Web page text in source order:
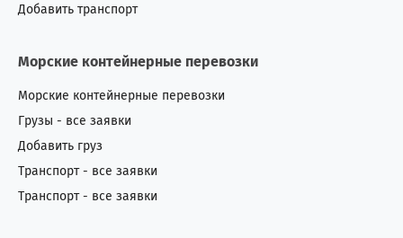
Добавить транспорт
Морские контейнерные перевозки
Морские контейнерные перевозки
Грузы - все заявки
Добавить груз
Транспорт - все заявки
Транспорт - все заявки